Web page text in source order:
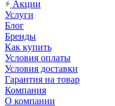
Акции
Услуги
Блог
Бренды
Как купить
Условия оплаты
Условия доставки
Гарантия на товар
Компания
О компании